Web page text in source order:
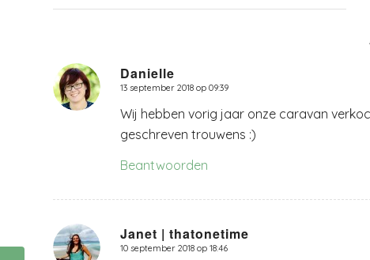
Danielle
zegt:
13 september 2018 op 09:39
Wij hebben vorig jaar onze caravan
geschreven trouwens :)
Beantwoorden
Janet | thatonetime
zegt:
10 september 2018 op 18:46